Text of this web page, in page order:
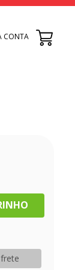
CONTA